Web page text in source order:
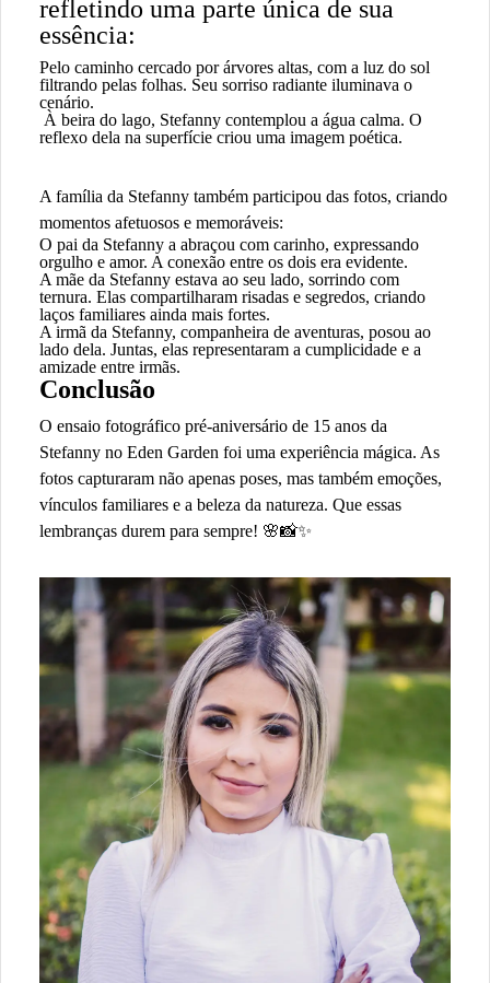
refletindo uma parte única de sua
essência:
Pelo caminho cercado por árvores altas, com a luz do sol
filtrando pelas folhas. Seu sorriso radiante iluminava o
cenário.
À beira do lago, Stefanny contemplou a água calma. O
reflexo dela na superfície criou uma imagem poética.
A família da Stefanny também participou das fotos, criando
momentos afetuosos e memoráveis:
O pai da Stefanny a abraçou com carinho, expressando
orgulho e amor. A conexão entre os dois era evidente.
A mãe da Stefanny estava ao seu lado, sorrindo com
ternura. Elas compartilharam risadas e segredos, criando
laços familiares ainda mais fortes.
A irmã da Stefanny, companheira de aventuras, posou ao
lado dela. Juntas, elas representaram a cumplicidade e a
amizade entre irmãs.
Conclusão
O ensaio fotográfico pré-aniversário de 15 anos da
Stefanny no Eden Garden foi uma experiência mágica. As
fotos capturaram não apenas poses, mas também emoções,
vínculos familiares e a beleza da natureza. Que essas
lembranças durem para sempre! 🌸📸✨